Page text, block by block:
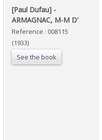
‎[Paul Dufau] - ‎
‎ARMAGNAC, M-M D'‎
Reference : 008115
(1933)
See the book